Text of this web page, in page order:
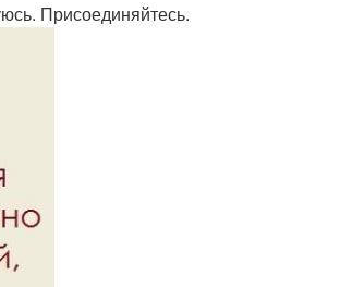
Присоединяйтесь.